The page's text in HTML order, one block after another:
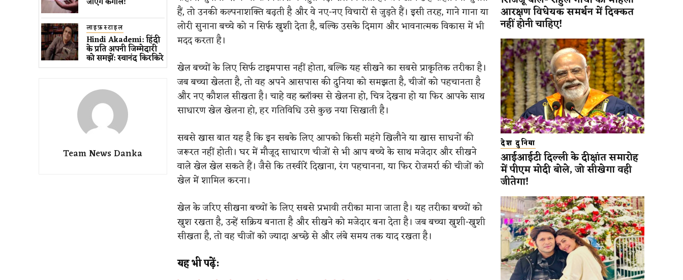
लाइफ़स्टाइल
Hindi Akademi: हिंदी
के प्रति अपनी जिम्मेदारी
को समझें: स्वानंद किरकिरे
Team News Danka
हैं, तो उनकी कल्पनाशक्ति बढ़ती है और वे नए-नए विचारों से जुड़ते हैं। इसी तरह, गाने गाना या
लोरी सुनाना बच्चे को न सिर्फ खुशी देता है, बल्कि उसके दिमाग और भावनात्मक विकास में भी
मदद करता है।
खेल बच्चों के लिए सिर्फ टाइमपास नहीं होता, बल्कि यह सीखने का सबसे प्राकृतिक तरीका है।
जब बच्चा खेलता है, तो वह अपने आसपास की दुनिया को समझता है, चीजों को पहचानता है
और नए कौशल सीखता है। चाहे वह ब्लॉक्स से खेलना हो, चित्र देखना हो या फिर आपके साथ
साधारण खेल खेलना हो, हर गतिविधि उसे कुछ नया सिखाती है।
सबसे खास बात यह है कि इन सबके लिए आपको किसी महंगे खिलौने या खास साधनों की
जरूरत नहीं होती। घर में मौजूद साधारण चीजों से भी आप बच्चे के साथ मजेदार और सीखने
वाले खेल खेल सकते हैं। जैसे कि तस्वीरें दिखाना, रंग पहचानना, या फिर रोजमर्रा की चीजों को
खेल में शामिल करना।
खेल के जरिए सीखना बच्चों के लिए सबसे प्रभावी तरीका माना जाता है। यह तरीका बच्चों को
खुश रखता है, उन्हें सक्रिय बनाता है और सीखने को मजेदार बना देता है। जब बच्चा खुशी-खुशी
सीखता है, तो वह चीजों को ज्यादा अच्छे से और लंबे समय तक याद रखता है।
यह भी पढ़ें:
आरक्षण विधेयक समर्थन में दिक्कत
नहीं होनी चाहिए!
देश दुनिया
आईआईटी दिल्ली के दीक्षांत समारोह
में पीएम मोदी बोले, जो सीखेगा वही
जीतेगा!